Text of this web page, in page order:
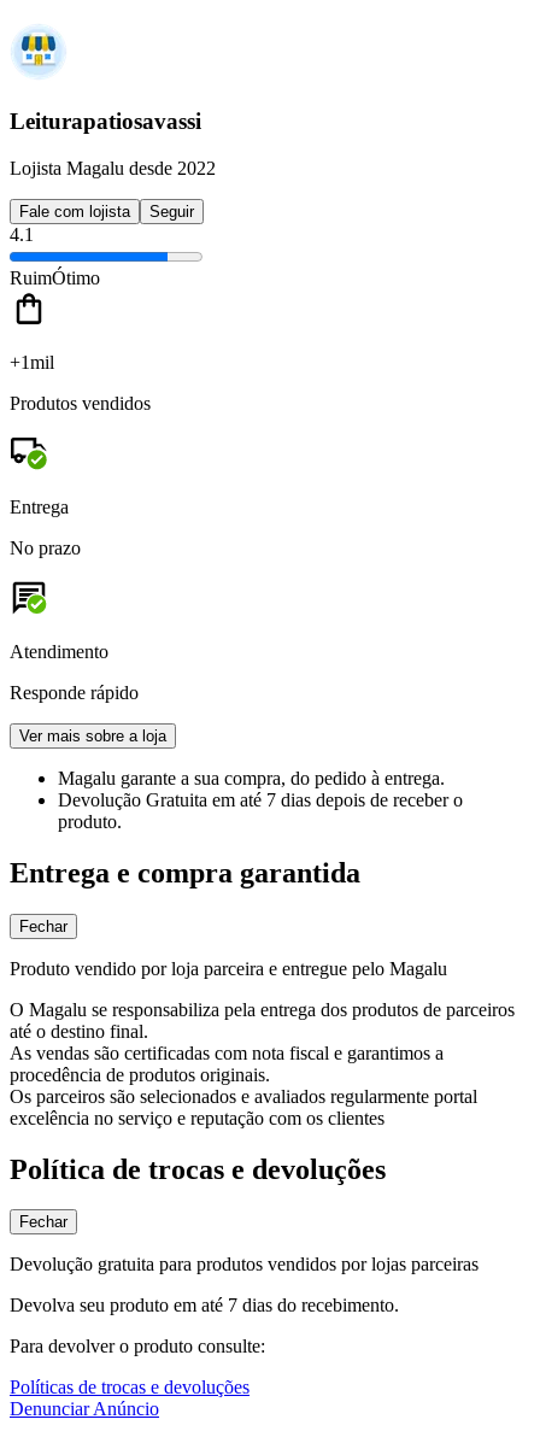
Leiturapatiosavassi
Lojista Magalu desde 2022
Fale com lojista Seguir
4.1
RuimÓtimo
+1mil
Produtos vendidos
Entrega
No prazo
Atendimento
Responde rápido
Ver mais sobre a loja
Magalu garante a sua compra, do pedido à entrega.
Devolução Gratuita em até 7 dias depois de receber o
produto.
Entrega e compra garantida
Fechar
Produto vendido por loja parceira e entregue pelo Magalu
O Magalu se responsabiliza pela entrega dos produtos de parceiros
até o destino final.
As vendas são certificadas com nota fiscal e garantimos a
procedência de produtos originais.
Os parceiros são selecionados e avaliados regularmente portal
excelência no serviço e reputação com os clientes
Política de trocas e devoluções
Fechar
Devolução gratuita para produtos vendidos por lojas parceiras
Devolva seu produto em até 7 dias do recebimento.
Para devolver o produto consulte:
Políticas de trocas e devoluções
Denunciar Anúncio